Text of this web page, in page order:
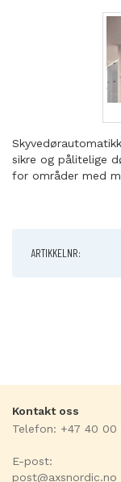
sikre og pålitelige
for områder med
tunge dører og er
åpninger inn i bygget.
Pakken
1 x SL510
1 x Komplett
2 x Gulvstyring GS
ARTIKKELNR:
Kontakt oss
Telefon: +47 40 00
E-post:
post@axsnordic.no